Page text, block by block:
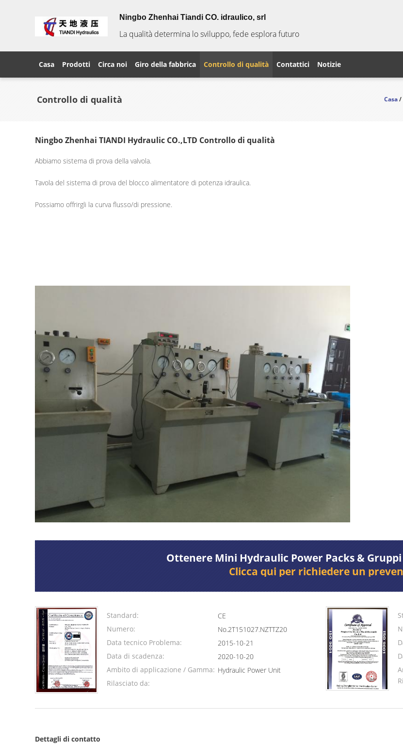
Ningbo Zhenhai Tiandi CO. idraulico, srl
La qualità determina lo sviluppo, fede esplora futuro
Casa Prodotti Circa noi Giro della fabbrica Controllo di qualità Contattici Notizie
Controllo di qualità Casa/
Ningbo Zhenhai TIANDI Hydraulic CO.,LTD Controllo di qualità
Abbiamo sistema di prova della valvola.
Tavola del sistema di prova del blocco alimentatore di potenza idraulica.
Possiamo offrirgli la curva flusso/di pressione.
Ottenere Mini Hydraulic Power Packs &
Clicca qui per richiedere un
Standard:
CE
Numero:
No.2T151027.NZTTZ20
Data tecnico Problema:
2015-10-21
Data di scadenza:
2020-10-20
Ambito di applicazione / Gamma: Hydraulic Power Unit
Rilasciato da:
Dettagli di contatto